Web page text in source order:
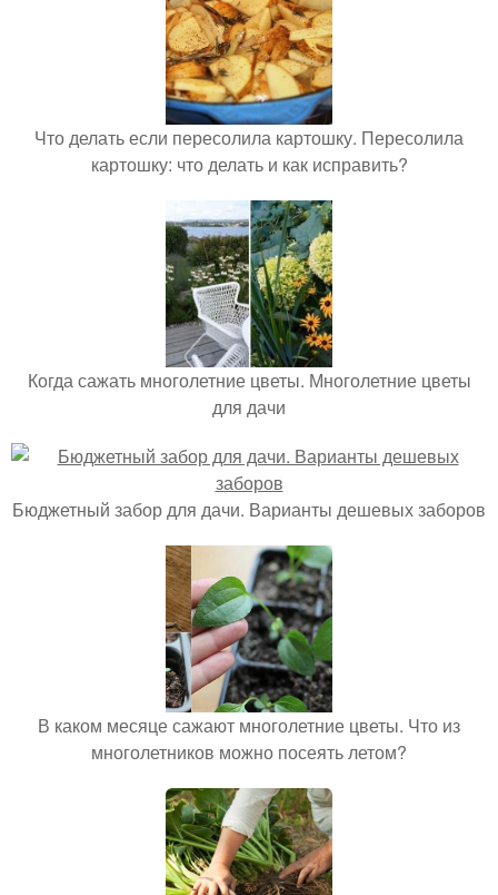
Что делать если пересолила картошку. Пересолила
картошку: что делать и как исправить?
Когда сажать многолетние цветы. Многолетние цветы
для дачи
Бюджетный забор для дачи. Варианты дешевых заборов
В каком месяце сажают многолетние цветы. Что из
многолетников можно посеять летом?